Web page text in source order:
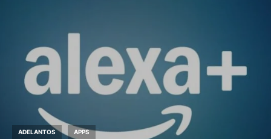
ADELANTOS APPS